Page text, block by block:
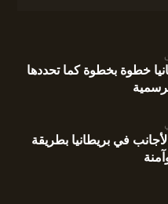
خطوة بخطوة كما تحددها
في بريطانيا بطريقة